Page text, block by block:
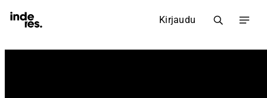
Kirjaudu